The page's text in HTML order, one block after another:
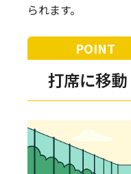
られます。
打席に移動